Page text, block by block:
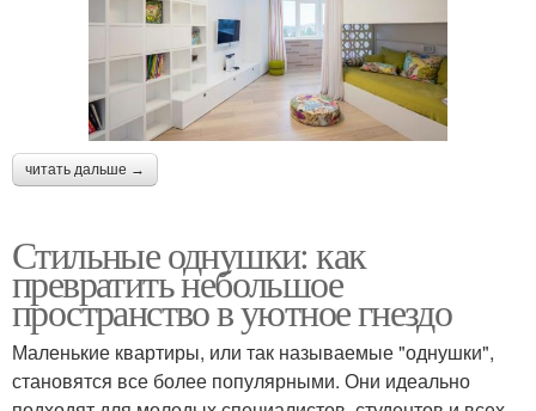
читать дальше →
Стильные однушки: как
превратить небольшое
пространство в уютное гнездо
Маленькие квартиры, или так называемые "однушки",
становятся все более популярными. Они идеально